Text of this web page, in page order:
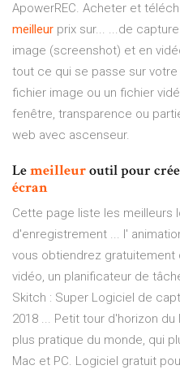
ApowerREC. Acheter et
meilleur prix sur... ...de
image (screenshot) et en
tout ce qui se passe sur
fichier image ou un fichier
fenêtre, transparence ou
web avec ascenseur.
Lemeilleuroutil pour
écran
Cette page liste les meilleurs
d'enregistrement ... l'
vous obtiendrez gratuitement
vidéo, un planificateur de
Skitch : Super Logiciel de
2018 ... Petit tour d'horizon
plus pratique du monde, qui
Mac et PC. Logiciel gratuit